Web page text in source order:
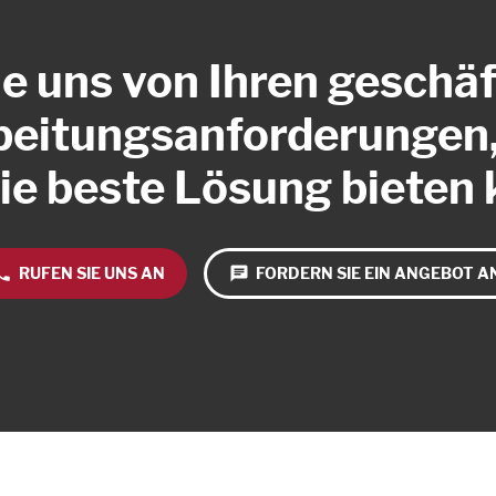
uns von Ihren
beste Lösung bieten
RUFEN SIE UNS AN chat FORDERN SIE EIN ANGEBOT